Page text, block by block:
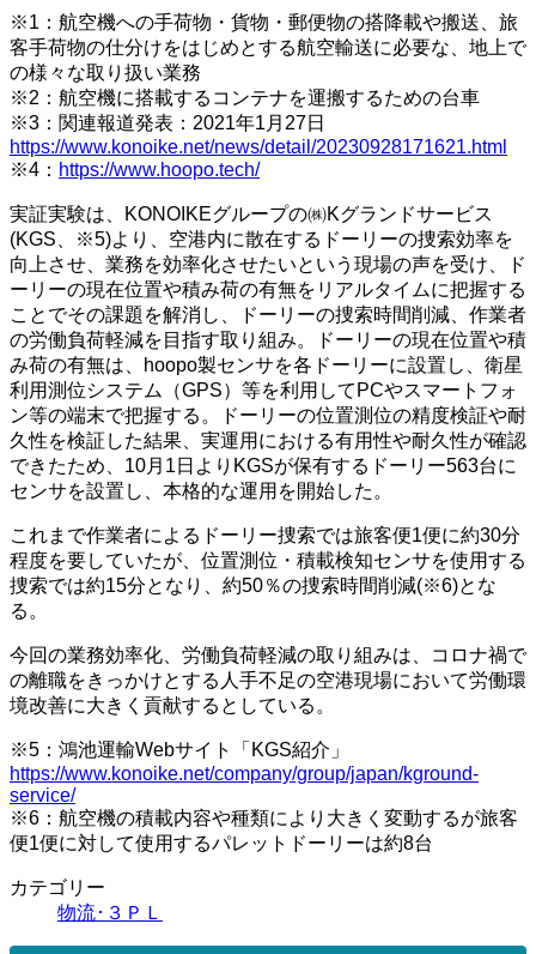
※1：航空機への手荷物・貨物・郵便物の搭降載や搬送、旅
客手荷物の仕分けをはじめとする航空輸送に必要な、地上で
の様々な取り扱い業務
※2：航空機に搭載するコンテナを運搬するための台車
※3：関連報道発表：2021年1月27日
https://www.konoike.net/news/detail/20230928171621.html
※4： https://www.hoopo.tech/
実証実験は、KONOIKEグループの㈱Kグランドサービス
(KGS、※5)より、空港内に散在するドーリーの捜索効率を
向上させ、業務を効率化させたいという現場の声を受け、ド
ーリーの現在位置や積み荷の有無をリアルタイムに把握する
ことでその課題を解消し、ドーリーの捜索時間削減、作業者
の労働負荷軽減を目指す取り組み。ドーリーの現在位置や積
み荷の有無は、hoopo製センサを各ドーリーに設置し、衛星
利用測位システム（GPS）等を利用してPCやスマートフォ
ン等の端末で把握する。ドーリーの位置測位の精度検証や耐
久性を検証した結果、実運用における有用性や耐久性が確認
できたため、10月1日よりKGSが保有するドーリー563台に
センサを設置し、本格的な運用を開始した。
これまで作業者によるドーリー捜索では旅客便1便に約30分
程度を要していたが、位置測位・積載検知センサを使用する
捜索では約15分となり、約50％の捜索時間削減(※6)とな
る。
今回の業務効率化、労働負荷軽減の取り組みは、コロナ禍で
の離職をきっかけとする人手不足の空港現場において労働環
境改善に大きく貢献するとしている。
※5：鴻池運輸Webサイト「KGS紹介」
https://www.konoike.net/company/group/japan/kground-
service/
※6：航空機の積載内容や種類により大きく変動するが旅客
便1便に対して使用するパレットドーリーは約8台
カテゴリー
物流･３ＰＬ